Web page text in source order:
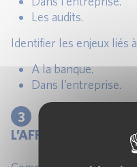
Les audits.
Identifier les enjeux liés
A la banque.
Dans l’entreprise.
3
LA
L’AFFACTURAGE